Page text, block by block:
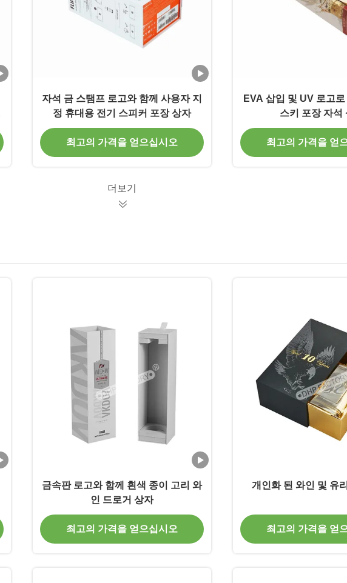
자석 금 스탬프 로고와 함께 사용자 지
정 휴대용 전기 스피커 포장 상자
최고의 가격을 얻으십시오
EVA 삽입 및 UV 로고
스키 포장 자석
최고의 가격을 얻
더보기
금속판 로고와 함께 흰색 종이 고리 와
인 드로거 상자
최고의 가격을 얻으십시오
개인화 된 와인 및 유
최고의 가격을 얻